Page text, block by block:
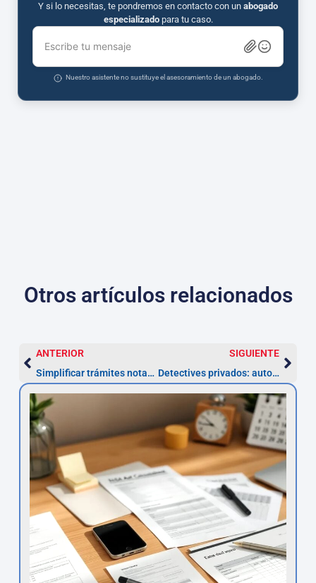
Y si lo necesitas, te pondremos en contacto con un abogado
especializadopara tu caso.
Escribe tu mensaje
Nuestro asistente no sustituye el asesoramiento de un abogado.
Otros artículos relacionados
ANTERIOR
Simplificar trámites notariales con Asesor.Legal
SIGUIENTE
Detectives privados: automatización, IA y cumplimiento 2026